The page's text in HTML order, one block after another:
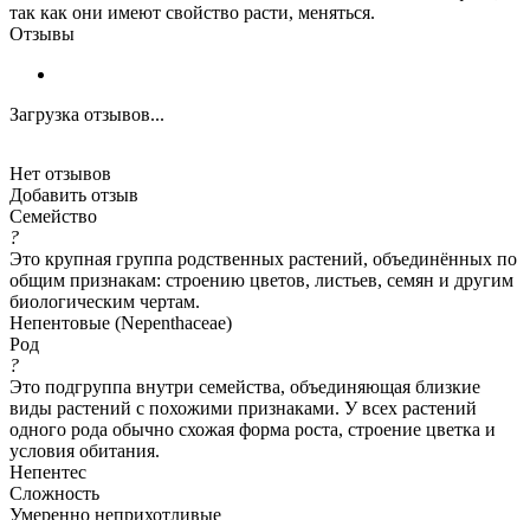
так как они имеют свойство расти, меняться.
Отзывы
Загрузка отзывов...
Нет отзывов
Добавить отзыв
Семейство
?
Это крупная группа родственных растений, объединённых по
общим признакам: строению цветов, листьев, семян и другим
биологическим чертам.
Непентовые (Nepenthaceae)
Род
?
Это подгруппа внутри семейства, объединяющая близкие
виды растений с похожими признаками. У всех растений
одного рода обычно схожая форма роста, строение цветка и
условия обитания.
Непентес
Сложность
Умеренно неприхотливые